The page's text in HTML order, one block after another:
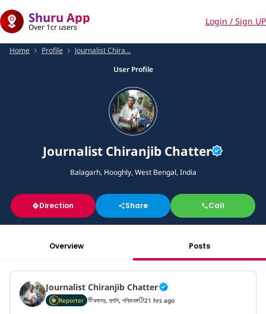
Shuru App
Over 1cr users
Login / Sign UP
Home Profile
Journalist Chira...
User Profile
Journalist Chiranjib Chatter
Balagarh, Hooghly, West Bengal, India
Direction Share Call
Overview Posts
Journalist Chiranjib Chatter
Reporter বলাগড়, হুগলি, পশ্চিমবঙ্গ 21 hrs ago